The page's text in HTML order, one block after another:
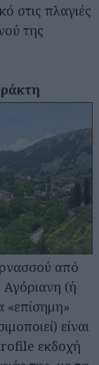
στις πλαγιές
της
από
Αγόριανη (ή
«επίσημη»
είναι
εκδοχή